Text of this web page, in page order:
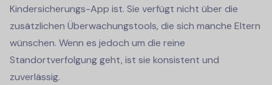
Kindersicherungs-App ist. Sie verfügt nicht über die
zusätzlichen Überwachungstools, die sich manche Eltern
wünschen. Wenn es jedoch um die reine
Standortverfolgung geht, ist sie konsistent und
zuverlässig.